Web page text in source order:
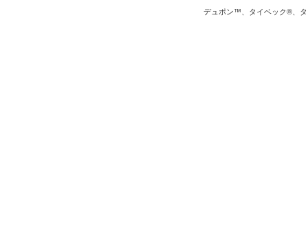
デュポン™、タイベック®、タ